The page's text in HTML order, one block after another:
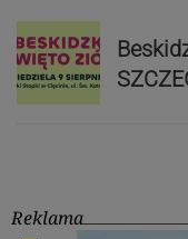
Reklama